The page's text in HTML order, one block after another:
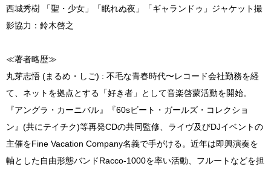
西城秀樹 「聖・少女」「眠れぬ夜」「ギャランドゥ」ジャケット撮
影協力：鈴木啓之
≪著者略歴≫
丸芽志悟 (まるめ・しご) : 不毛な青春時代〜レコード会社勤務を経
て、ネットを拠点とする「好き者」として音楽啓蒙活動を開始。
『アングラ・カーニバル』『60sビート・ガールズ・コレクショ
ン』(共にテイチク)等再発CDの共同監修、ライヴ及びDJイベントの
主催をFine Vacation Company名義で手がける。近年は即興演奏を
軸とした自由形態バンドRacco-1000を率い活動、フルートなどを担